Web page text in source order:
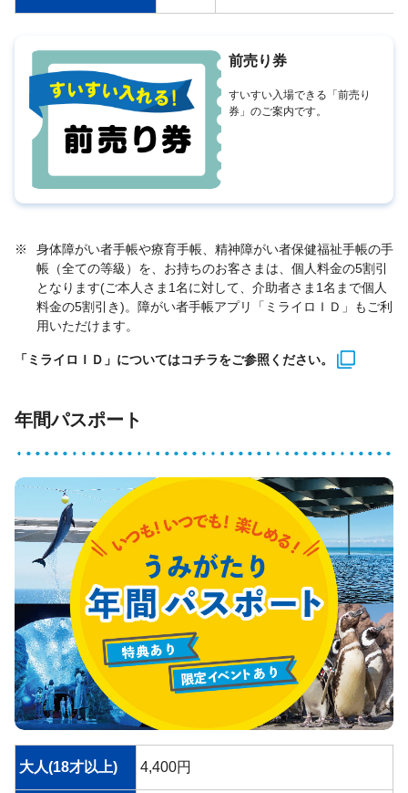
前売り券
すいすい入場できる「前売り
券」のご案内です。
※
身体障がい者手帳や療育手帳、精神障がい者保健福祉手帳の手
帳（全ての等級）を、お持ちのお客さまは、個人料金の5割引
となります(ご本人さま1名に対して、介助者さま1名まで個人
料金の5割引き)。障がい者手帳アプリ「ミライロＩＤ」もご利
用いただけます。
「ミライロＩＤ」についてはコチラをご参照ください。
年間パスポート
大人(18才以上) 4,400円